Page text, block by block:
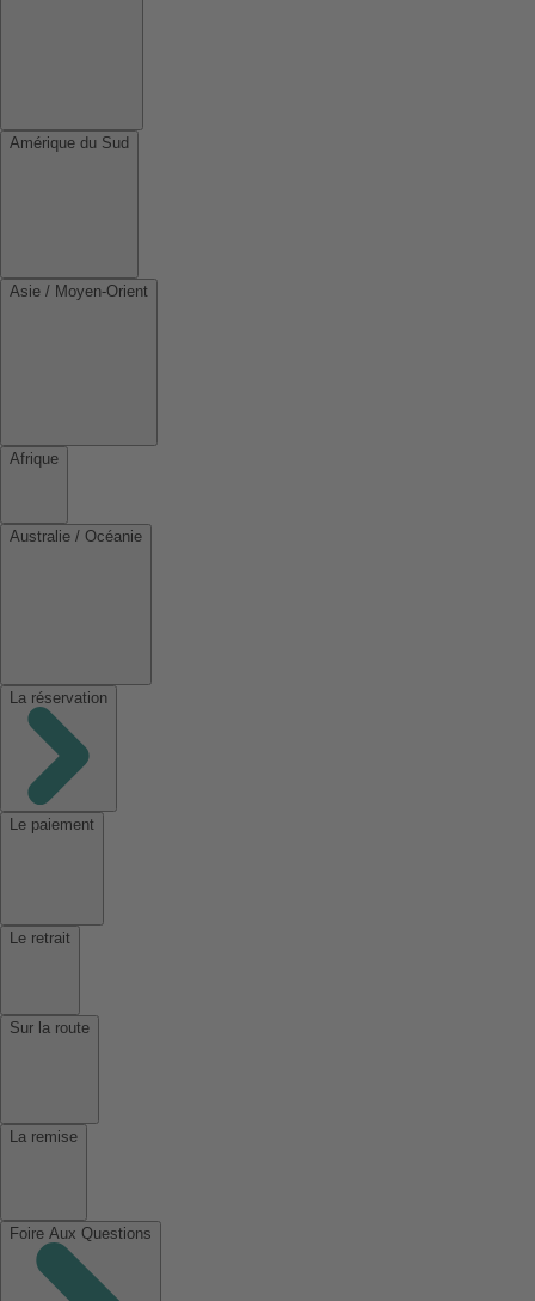
Amérique du Sud
Asie / Moyen-Orient
Afrique
Australie / Océanie
La réservation
Le paiement
Le retrait
Sur la route
La remise
Foire Aux Questions